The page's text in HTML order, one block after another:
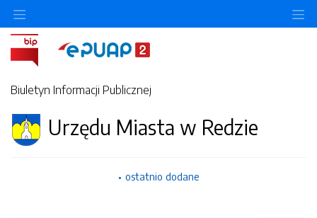
Biuletyn Informacji Publicznej
Urzędu Miasta w Redzie
ostatnio dodane